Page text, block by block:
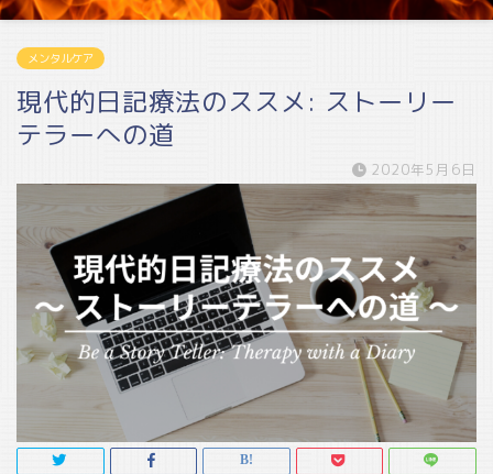
メンタルケア
現代的日記療法のススメ: ストーリー
テラーへの道
2020年5月6日